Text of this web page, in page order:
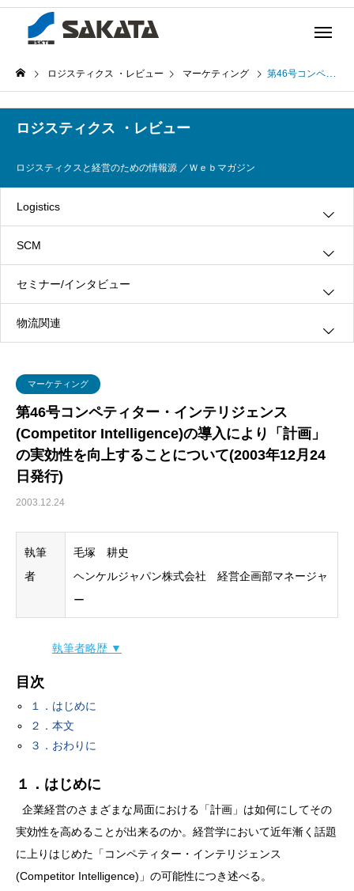
ロジスティクス ・レビュー マーケティング 第46号コンペティター・インテリジェンス(Competitor Intelligence)の導入により「計画」の実効性を向上することについて(2003年12月24日発行)
マーケティング
第46号コンペティター・インテリジェンス
(Competitor Intelligence)の導入により「計画」
の実効性を向上することについて(2003年12月24
日発行)
2003.12.24
執筆
者
毛塚 耕史
ヘンケルジャパン株式会社 経営企画部マネージャ
ー
執筆者略歴 ▼
目次
１．はじめに
２．本文
３．おわりに
１．はじめに
企業経営のさまざまな局面における「計画」は如何にしてその
実効性を高めることが出来るのか。経営学において近年漸く話題
に上りはじめた「コンペティター・インテリジェンス
(Competitor Intelligence)」の可能性につき述べる。
ロジスティクス ・レビュー
ロジスティクスと経営のための情報源 ／Ｗｅｂマガジン
Logistics
グリーン・ロジスティクス
３ＰＬ
ロジスティクス
SCM
情報システム
生産管理
セミナー/インタビュー
インタビュー
物流関連
物流品質
物流人材